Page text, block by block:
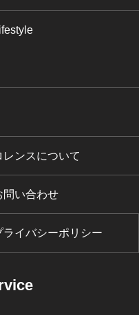
レンスについて
問い合わせ
ライバシーポリシー